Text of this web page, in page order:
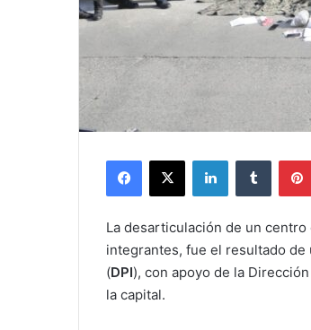
Facebook
X LinkedInTumblr
La desarticulación de un
integrantes, fue el resultado
(DPI), con apoyo de la
la capital.